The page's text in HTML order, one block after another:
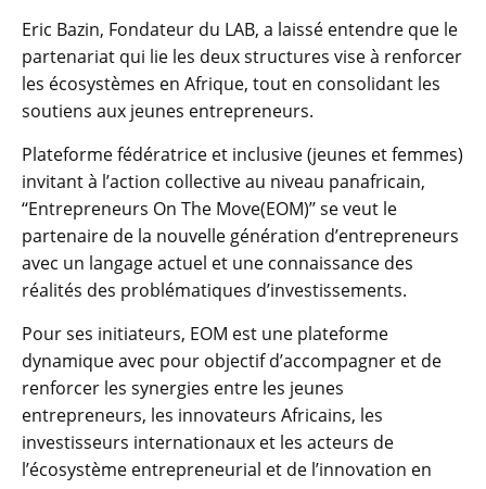
Eric Bazin, Fondateur du LAB, a laissé entendre que le
partenariat qui lie les deux structures vise à renforcer
les écosystèmes en Afrique, tout en consolidant les
soutiens aux jeunes entrepreneurs.
Plateforme fédératrice et inclusive (jeunes et femmes)
invitant à l’action collective au niveau panafricain,
‘‘Entrepreneurs On The Move(EOM)’’ se veut le
partenaire de la nouvelle génération d’entrepreneurs
avec un langage actuel et une connaissance des
réalités des problématiques d’investissements.
Pour ses initiateurs, EOM est une plateforme
dynamique avec pour objectif d’accompagner et de
renforcer les synergies entre les jeunes
entrepreneurs, les innovateurs Africains, les
investisseurs internationaux et les acteurs de
l’écosystème entrepreneurial et de l’innovation en